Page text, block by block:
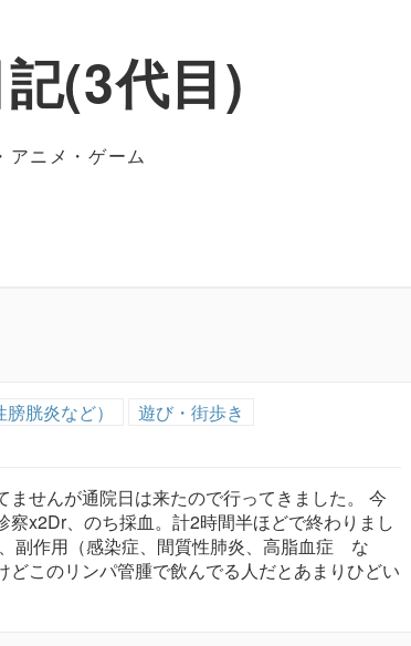
(3代目)
アニメ・ゲーム
胱炎など）
遊び・街歩き
ませんが通院日は来たので行ってきました。 今
察x2Dr、のち採血。計2時間半ほどで終わりまし
副作用（感染症、間質性肺炎、高脂血症 な
どこのリンパ管腫で飲んでる人だとあまりひどい